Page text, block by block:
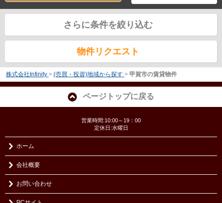
さらに条件を絞り込む
物件リクエスト
株式会社Infinity > (売買・投資)地域から探す > 甲賀市の賃貸物件
ページトップに戻る
営業時間:10:00～19：00
定休日:水曜日
ホーム
会社概要
お問い合わせ